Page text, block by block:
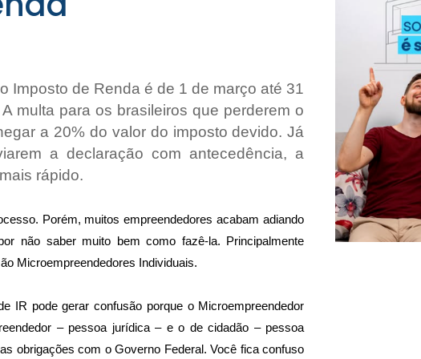
Imposto de Renda é de 1 de março até 31
multa para os brasileiros que perderem o
a 20% do valor do imposto devido. Já
a declaração com antecedência, a
rápido.
Porém, muitos empreendedores acabam adiando
não saber muito bem como fazê-la. Principalmente
Microempreendedores Individuais.
IR pode gerar confusão porque o Microempreendedor
– pessoa jurídica – e o de cidadão – pessoa
obrigações com o Governo Federal. Você fica confuso